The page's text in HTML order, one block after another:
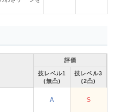
評価
技レベル1
(無凸)
技レベル3
(2凸)
A S